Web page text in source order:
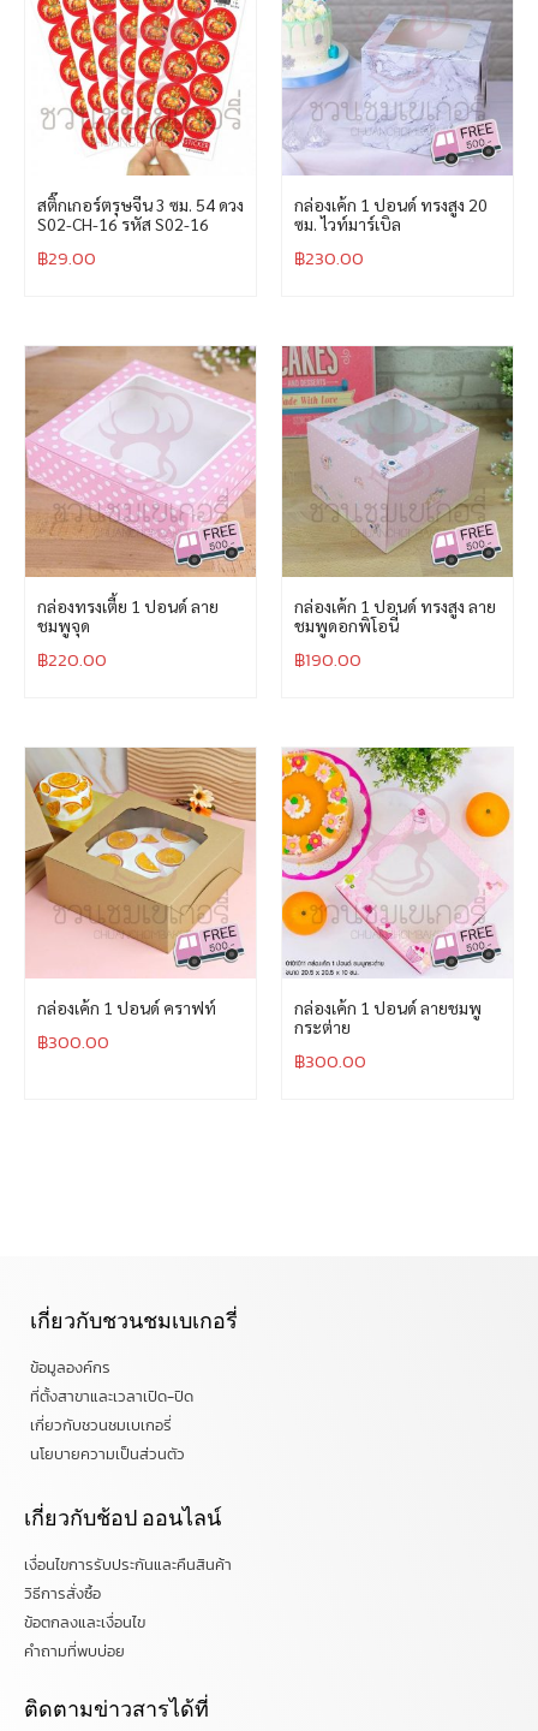
สติ๊กเกอร์ตรุษจีน 3 ซม. 54 ดวง
S02-CH-16 รหัส S02-16
฿29.00
กล่องเค้ก 1 ปอนด์ ทรงสูง 20
ซม. ไวท์มาร์เบิล
฿230.00
กล่องทรงเตี้ย 1 ปอนด์ ลาย
ชมพูจุด
฿220.00
กล่องเค้ก 1 ปอนด์ ทรงสูง ลาย
ชมพูดอกพิโอนี่
฿190.00
กล่องเค้ก 1 ปอนด์ คราฟท์
฿300.00
กล่องเค้ก 1 ปอนด์ ลายชมพู
กระต่าย
฿300.00
เกี่ยวกับชวนชมเบเกอรี่
ข้อมูลองค์กร
ที่ตั้งสาขาและเวลาเปิด-ปิด
เกี่ยวกับชวนชมเบเกอรี่
นโยบายความเป็นส่วนตัว
เกี่ยวกับช้อป ออนไลน์
เงื่อนไขการรับประกันและคืนสินค้า
วิธีการสั่งซื้อ
ข้อตกลงและเงื่อนไข
คำถามที่พบบ่อย
ติดตามข่าวสารได้ที่